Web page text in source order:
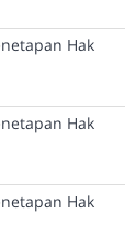
Hak
Hak
Hak